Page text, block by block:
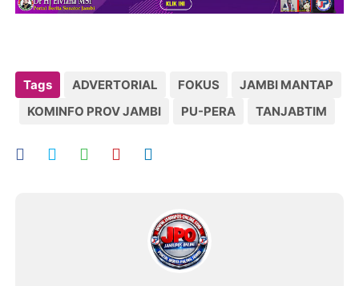
Tags ADVERTORIAL FOKUS
JAMBI MANTAP
KOMINFO PROV JAMBI
PU-PERA TANJABTIM